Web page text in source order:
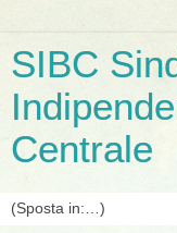
SIBC
Centrale